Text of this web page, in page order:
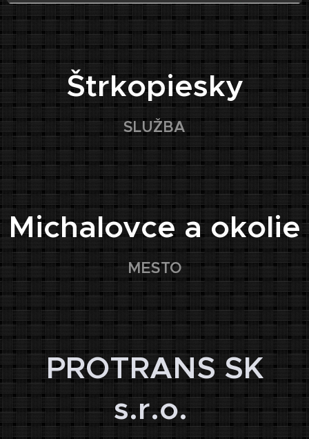
🏠
Štrkopiesky
SLUŽBA
📍
Michalovce a okolie
MESTO
🏢
PROTRANS SK
s.r.o.